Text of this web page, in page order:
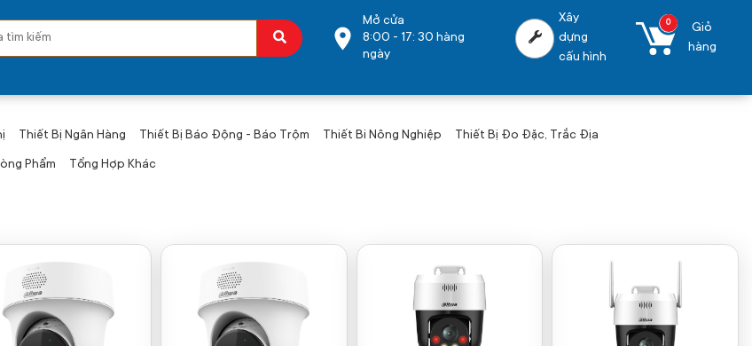
Mở cửa
8:00 - 17: 30 hàng
ngày
Xây
dựng
cấu hình
0
Giỏ
hàng
Thiết Bị Ngân Hàng Thiết Bị Báo Động - Báo Trộm Thiết Bi Nông Nghiệp Thiết Bị Đo Đặc, Trắc Địa
Phẩm Tổng Hợp Khác